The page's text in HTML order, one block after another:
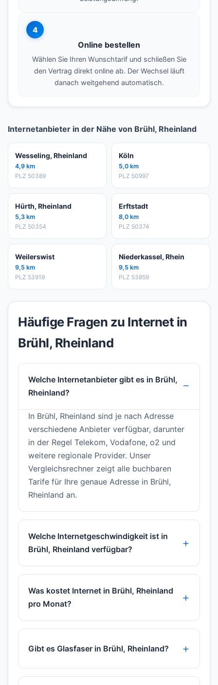
4
Online bestellen
Wählen Sie Ihren Wunschtarif und schließen Sie
den Vertrag direkt online ab. Der Wechsel läuft
danach weitgehend automatisch.
Internetanbieter in der Nähe von Brühl, Rheinland
Wesseling, Rheinland
4,9 km
PLZ 50389
Köln
5,0 km
PLZ 50997
Hürth, Rheinland
5,3 km
PLZ 50354
Erftstadt
8,0 km
PLZ 50374
Weilerswist
9,5 km
PLZ 53919
Niederkassel, Rhein
9,5 km
PLZ 53859
Häufige Fragen zu Internet in
Brühl, Rheinland
Welche Internetanbieter gibt es in Brühl,
Rheinland?
In Brühl, Rheinland sind je nach Adresse
verschiedene Anbieter verfügbar, darunter
in der Regel Telekom, Vodafone, o2 und
weitere regionale Provider. Unser
Vergleichsrechner zeigt alle buchbaren
Tarife für Ihre genaue Adresse in Brühl,
Rheinland an.
Welche Internetgeschwindigkeit ist in
Brühl, Rheinland verfügbar?
Was kostet Internet in Brühl, Rheinland
pro Monat?
Gibt es Glasfaser in Brühl, Rheinland?